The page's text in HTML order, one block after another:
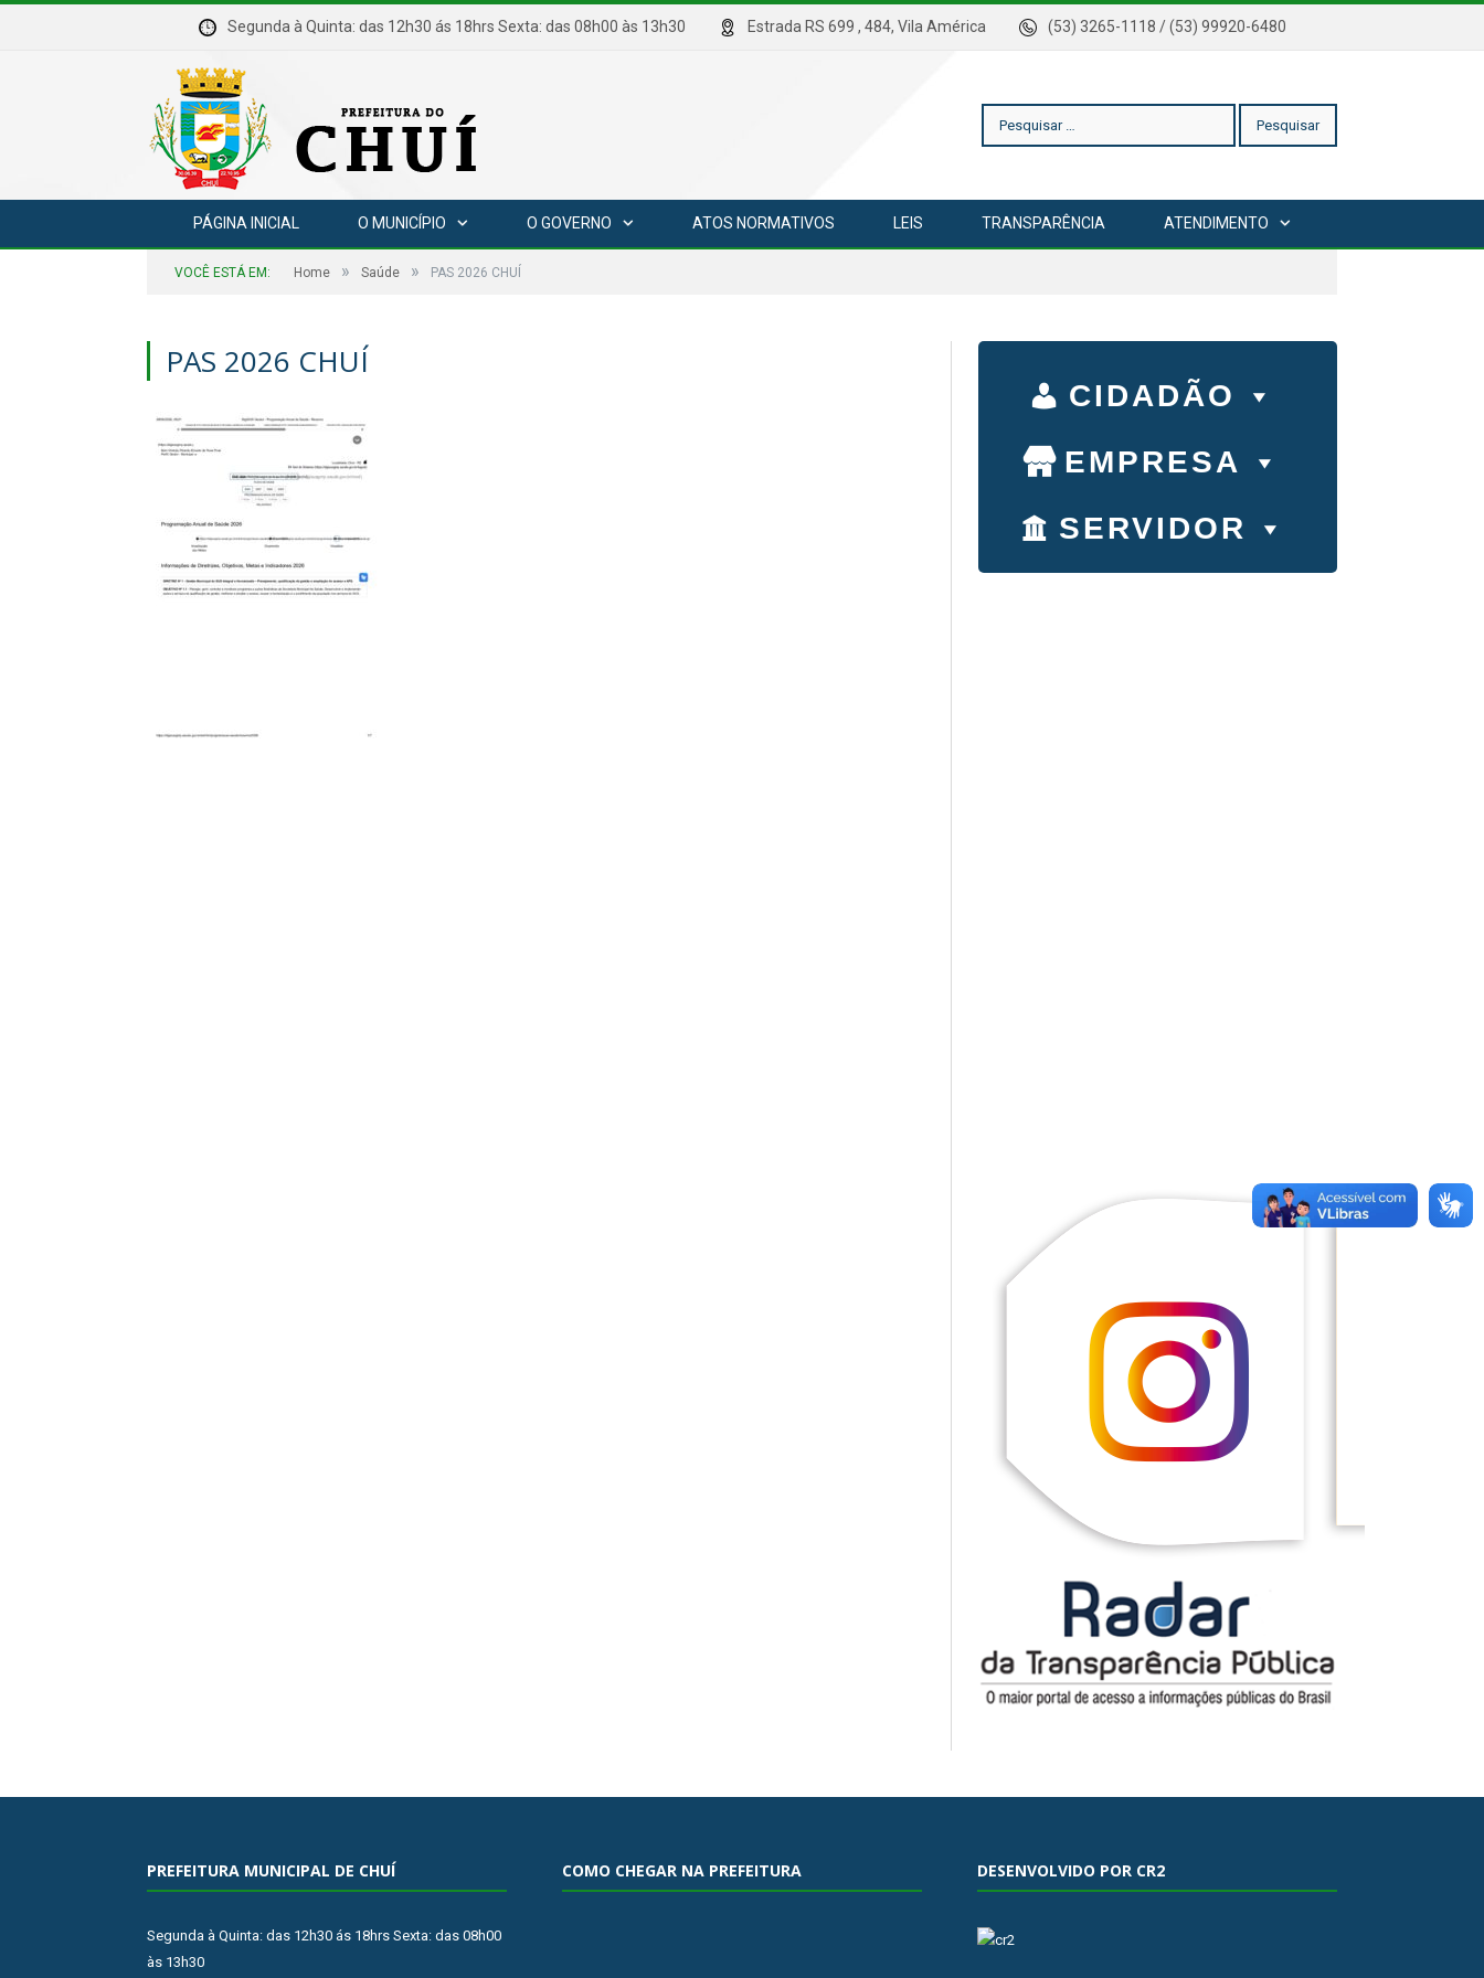
Segunda à Quinta: das 12h30 ás 18hrs Sexta: das 08h00 às 13h30 Estrada RS 699 , 484, Vila América (53) 3265-1118 / (53) 99920-6480
Pesquisar
PÁGINA INICIAL O MUNICÍPIO O GOVERNO ATOS NORMATIVOS LEIS TRANSPARÊNCIA ATENDIMENTO
VOCÊ ESTÁ EM: Home » Saúde » PAS 2026 CHUÍ
PAS 2026 CHUÍ
CIDADÃO
EMPRESA
SERVIDOR
PREFEITURA MUNICIPAL DE CHUÍ
Segunda à Quinta: das 12h30 ás 18hrs Sexta: das 08h00
às 13h30
COMO CHEGAR NA PREFEITURA DESENVOLVIDO POR CR2